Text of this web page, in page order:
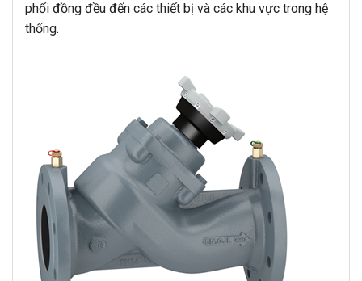
phối đồng đều đến các thiết bị và các khu vực trong hệ
thống.